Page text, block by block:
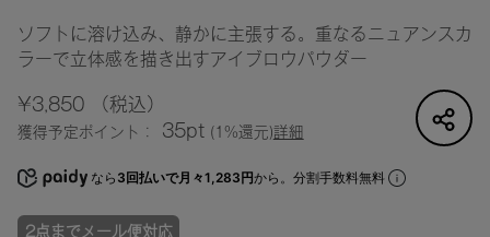
ソフトに溶け込み、静かに主張する。重なるニュアンスカ
ラーで立体感を描き出すアイブロウパウダー
¥3,850（税込）
獲得予定ポイント： 35pt (1%還元)詳細
なら 3回払いで月々1,283円から。分割手数料無料
2点までメール便対応